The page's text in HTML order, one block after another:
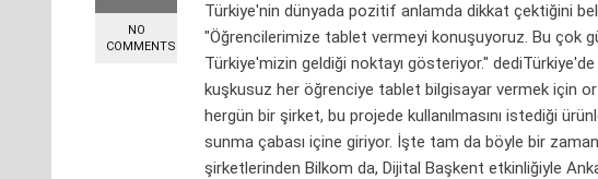
NO
COMMENTS
Türkiye'nin dünyada pozitif anlamda dikkat çektiğini
"Öğrencilerimize tablet vermeyi konuşuyoruz. Bu çok
Türkiye'mizin geldiği noktayı gösteriyor."
kuşkusuz her öğrenciye tablet bilgisayar vermek için
hergün bir şirket, bu projede kullanılmasını istediği
sunma çabası içine giriyor. İşte tam da böyle bir
şirketlerinden Bilkom da, Dijital Başkent etkinliğiyle